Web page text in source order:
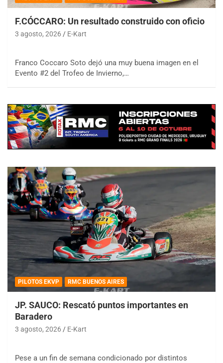
F.CÓCCARO: Un resultado construido con oficio
3 agosto, 2026 E-Kart
Franco Coccaro Soto dejó una muy buena imagen en el
Evento #2 del Trofeo de Invierno,…
PILOTOS EKVP RMC BUENOS AIRES
JP. SAUCO: Rescató puntos importantes en
Baradero
3 agosto, 2026 E-Kart
Pese a un fin de semana condicionado por distintos